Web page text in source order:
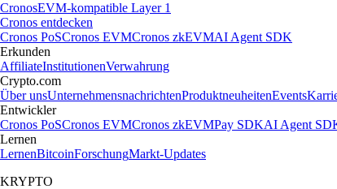
CronosEVM-kompatible Layer 1
Cronos entdecken
Cronos PoSCronos EVMCronos zkEVMAI Agent SDK
Erkunden
AffiliateInstitutionenVerwahrung
Crypto.com
Über unsUnternehmensnachrichtenProduktneuheitenEvents
Entwickler
Cronos PoSCronos EVMCronos zkEVMPay SDKAI Agent
Lernen
LernenBitcoinForschungMarkt-Updates
KRYPTO